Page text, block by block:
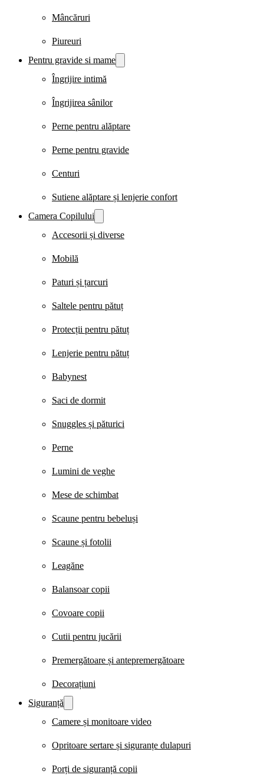
Mâncăruri
Piureuri
Pentru gravide si mame
Îngrijire intimă
Îngrijirea sânilor
Perne pentru alăptare
Perne pentru gravide
Centuri
Sutiene alăptare și lenjerie confort
Camera Copilului
Accesorii și diverse
Mobilă
Paturi și țarcuri
Saltele pentru pătuț
Protecții pentru pătuț
Lenjerie pentru pătuț
Babynest
Saci de dormit
Snuggles și păturici
Perne
Lumini de veghe
Mese de schimbat
Scaune pentru bebeluși
Scaune și fotolii
Leagăne
Balansoar copii
Covoare copii
Cutii pentru jucării
Premergătoare și antepremergătoare
Decorațiuni
Siguranță
Camere și monitoare video
Opritoare sertare și siguranțe dulapuri
Porți de siguranță copii